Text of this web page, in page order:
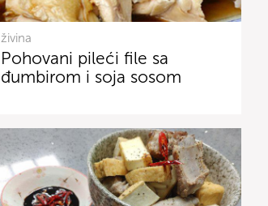
živina
Pohovani pileći file sa
đumbirom i soja sosom